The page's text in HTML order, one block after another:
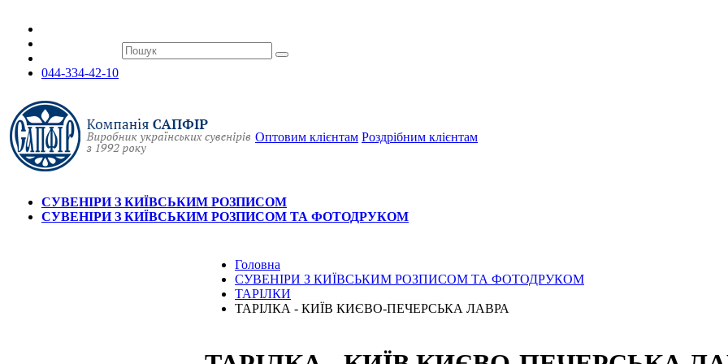
044-334-42-10
Оптовим клієнтам Роздрібним клієнтам
СУВЕНІРИ З КИЇВСЬКИМ РОЗПИСОМ
СУВЕНІРИ З КИЇВСЬКИМ РОЗПИСОМ ТА ФОТОДРУКОМ
Головна
СУВЕНІРИ З КИЇВСЬКИМ РОЗПИСОМ ТА ФОТОДРУКОМ
ТАРІЛКИ
ТАРІЛКА - КИЇВ КИЄВО-ПЕЧЕРСЬКА ЛАВРА